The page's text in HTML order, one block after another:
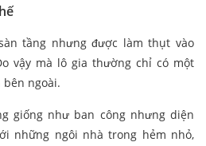
tầng nhưng được làm thụt vào
vậy mà lô gia thường chỉ có một
ngoài.
giống như ban công nhưng diện
những ngôi nhà trong hẻm nhỏ,